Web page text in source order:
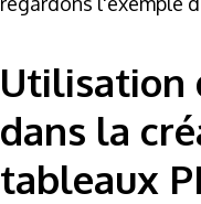
Utilisation
dans la
tableaux